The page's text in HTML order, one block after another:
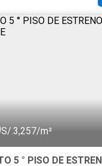
S/.3,257/m²